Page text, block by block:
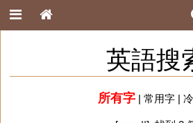
英語搜
所有字| 常用字|